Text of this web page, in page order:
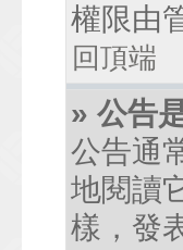
權限由
回頂端
» 公告
公告通
地閱讀
樣，發